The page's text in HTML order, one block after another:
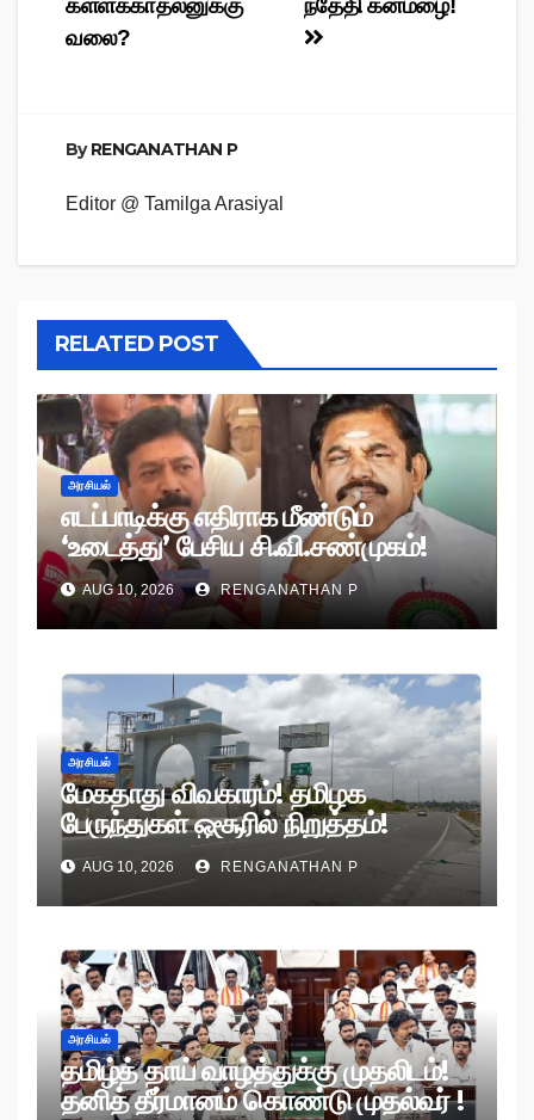
ந்தேதி கனமழை!
கள்ளக்காதலனுக்கு
வலை?
ByRENGANATHAN P
Editor @ Tamilga Arasiyal
RELATED POST
அரசியல்
எடப்பாடிக்கு எதிராக மீண்டும்
‘உடைத்து’ பேசிய சி.வி.சண்முகம்!
AUG 10, 2026 RENGANATHAN P
அரசியல்
மேகதாது விவகாரம்! தமிழக
பேருந்துகள் ஒசூரில் நிறுத்தம்!
AUG 10, 2026 RENGANATHAN P
அரசியல்
தமிழ்த் தாய் வாழ்த்துக்கு முதலிடம்!
தனித் தீர்மானம் கொண்டு முதல்வர் !